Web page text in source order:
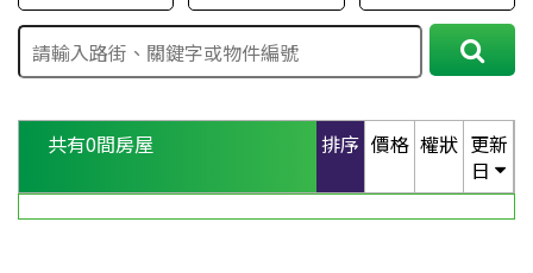
共有0間房屋 排序 價格 權狀 更新
日